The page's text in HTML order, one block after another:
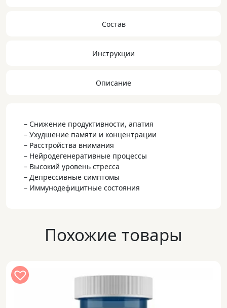
Состав
Инструкции
Описание
– Снижение продуктивности, апатия
– Ухудшение памяти и концентрации
– Расстройства внимания
– Нейродегенеративные процессы
– Высокий уровень стресса
– Депрессивные симптомы
– Иммунодефицитные состояния
Похожие товары